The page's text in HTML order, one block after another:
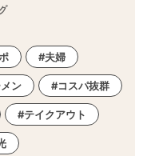
夫婦
ン コスパ抜群
テイクアウト